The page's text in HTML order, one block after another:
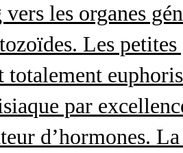
vers les organes
Les
totalement
par
d’hormones.